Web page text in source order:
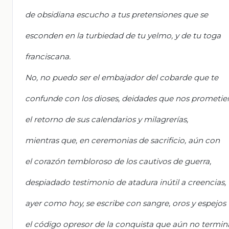
de obsidiana escucho a tus pretensiones que se
esconden en la turbiedad de tu yelmo, y de tu toga
franciscana.
No, no puedo ser el embajador del cobarde que te
confunde con los dioses, deidades que nos
el retorno de sus calendarios y milagrerías,
mientras que, en ceremonias de sacrificio, aún con
el corazón tembloroso de los cautivos de guerra,
despiadado testimonio de atadura inútil a creencias,
ayer como hoy, se escribe con sangre, oros y espejos
el código opresor de la conquista que aún no